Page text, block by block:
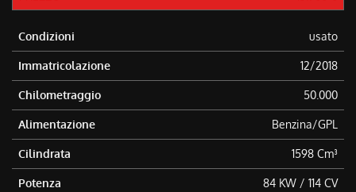
Condizioni usato
Immatricolazione 12/2018
Chilometraggio 50.000
Alimentazione Benzina/GPL
Cilindrata 1598 Cm³
Potenza 84 KW / 114 CV
Per
maggiori
sull'utilità
e
funzionamento
di
questi
strumenti
di